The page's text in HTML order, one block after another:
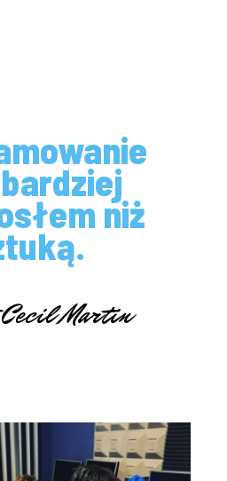
niż
Martin